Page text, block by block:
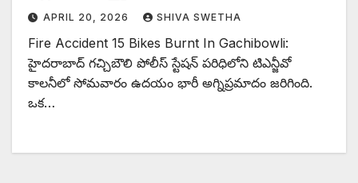
APRIL 20, 2026 SHIVA SWETHA
Fire Accident 15 Bikes Burnt In Gachibowli:
హైదరాబాద్ గచ్చిబౌలి పోలీస్ స్టేషన్ పరిధిలోని టిఎన్జీవో
కాలనీలో సోమవారం ఉదయం భారీ అగ్నిప్రమాదం జరిగింది.
ఒక…